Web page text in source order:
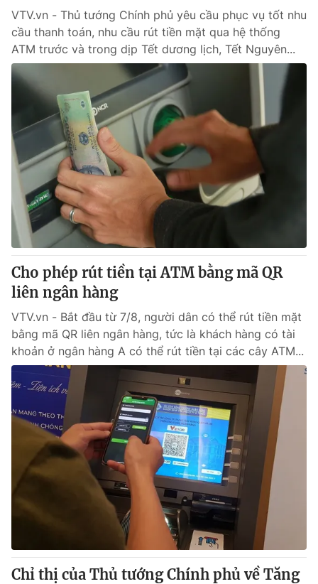
Chuyên mục khác
Emagazine Podcast
Photo Infographic
Video Shorts video
VTV Money VTV Thể thao
VTV Sức khoẻ Bất động sản
Thị trường 24h Tấm lòng Việt
VTV4 Vươn mình bằng AI
VTV9 VTV8
Liên hệ tòa soạn English
THỜI BÁO VTV
Theo dõi báo trên
Cơ quan chủ quản:
Đài Truyền hình Việt Nam
Thời báo VTV
Giấy phép hoạt động báo in và báo điện tử số 483/GP-BTTTT
cấp ngày 29/12/2023
VTV.vn - Thủ tướng Chính phủ yêu cầu phục vụ tốt nhu
cầu thanh toán, nhu cầu rút tiền mặt qua hệ thống
ATM trước và trong dịp Tết dương lịch, Tết Nguyên...
Cho phép rút tiền tại ATM bằng mã QR
liên ngân hàng
VTV.vn - Bắt đầu từ 7/8, người dân có thể rút tiền mặt
bằng mã QR liên ngân hàng, tức là khách hàng có tài
khoản ở ngân hàng A có thể rút tiền tại các cây ATM...
Chỉ thị của Thủ tướng Chính phủ về Tăng